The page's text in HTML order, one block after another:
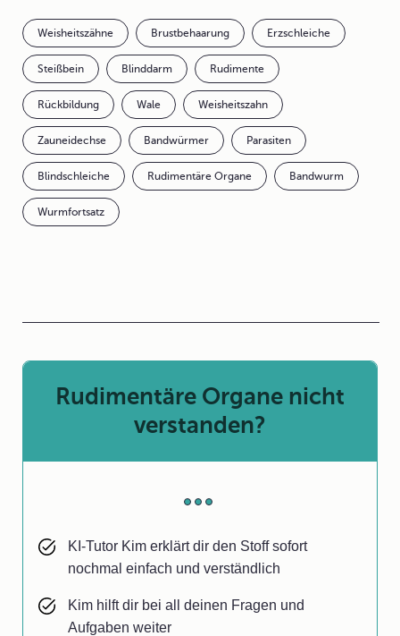
Weisheitszähne Brustbehaarung Erzschleiche
Steißbein Blinddarm Rudimente
Rückbildung Wale Weisheitszahn
Zauneidechse Bandwürmer Parasiten
Blindschleiche Rudimentäre Organe Bandwurm
Wurmfortsatz
Rudimentäre Organe nicht
verstanden?
KI-Tutor Kim erklärt dir den Stoff sofort
nochmal einfach und verständlich
Kim hilft dir bei all deinen Fragen und
Aufgaben weiter